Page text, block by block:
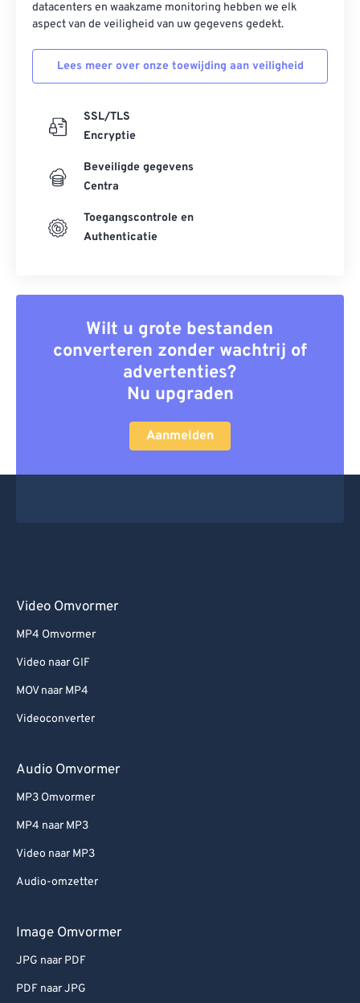
datacenters en waakzame monitoring hebben we elk
aspect van de veiligheid van uw gegevens gedekt.
Lees meer over onze toewijding aan veiligheid
SSL/TLS
Encryptie
Beveiligde gegevens
Centra
Toegangscontrole en
Authenticatie
Wilt u grote bestanden
converteren zonder wachtrij of
advertenties?
Nu upgraden
Aanmelden
Video Omvormer
MP4 Omvormer
Video naar GIF
MOV naar MP4
Videoconverter
Audio Omvormer
MP3 Omvormer
MP4 naar MP3
Video naar MP3
Audio-omzetter
Image Omvormer
JPG naar PDF
PDF naar JPG